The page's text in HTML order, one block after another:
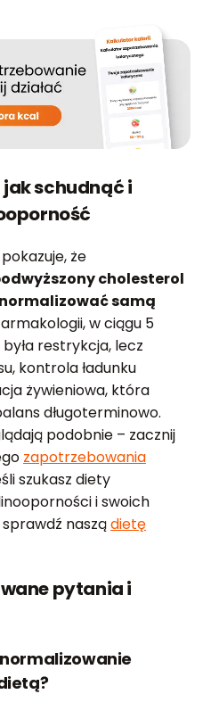
schudnąć i
że
cholesterol
samą
w ciągu 5
restrykcja, lecz
kontrola ładunku
żywieniowa, która
długoterminowo.
podobnie – zacznij
zapotrzebowania
szukasz diety
i swoich
nasządietę
pytania i